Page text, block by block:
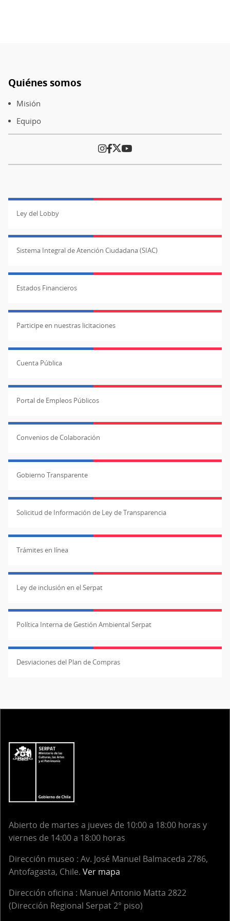
Pie
de
página
Quiénes somos
Misión
Equipo
Ley del Lobby
Sistema Integral de Atención Ciudadana (SIAC)
Estados Financieros
Participe en nuestras licitaciones
Cuenta Pública
Portal de Empleos Públicos
Convenios de Colaboración
Gobierno Transparente
Solicitud de Información de Ley de Transparencia
Trámites en línea
Ley de inclusión en el Serpat
Política Interna de Gestión Ambiental Serpat
Desviaciones del Plan de Compras
Abierto de martes a jueves de 10:00 a 18:00 horas y
viernes de 14:00 a 18:00 horas
Dirección museo : Av. José Manuel Balmaceda 2786,
Antofagasta, Chile. Ver mapa
Dirección oficina : Manuel Antonio Matta 2822
(Dirección Regional Serpat 2° piso)